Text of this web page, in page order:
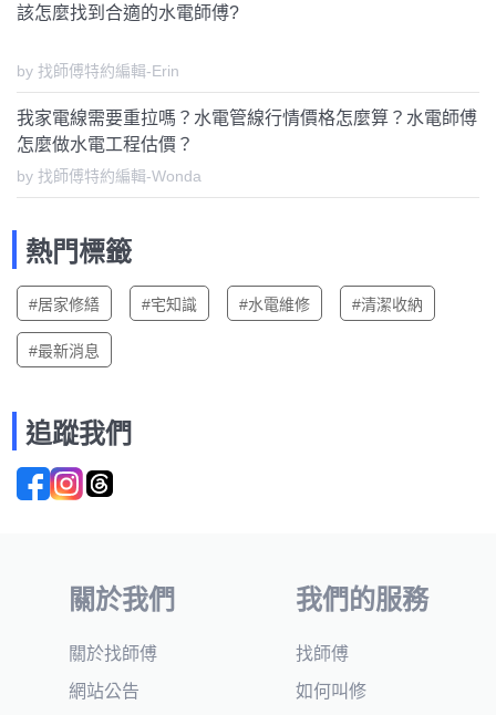
該怎麼找到合適的水電師傅?
by 找師傅特約編輯-Erin
我家電線需要重拉嗎？水電管線行情價格怎麼算？水電師傅
怎麼做水電工程估價？
by 找師傅特約編輯-Wonda
熱門標籤
#居家修繕 #宅知識 #水電維修 #清潔收納
#最新消息
追蹤我們
關於我們
關於找師傅
網站公告
我們的服務
找師傅
如何叫修